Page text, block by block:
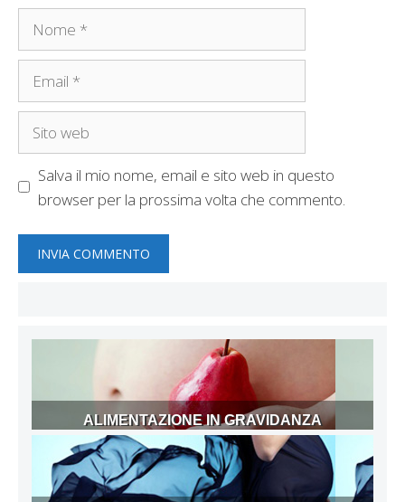
Nome
Email
Sito
Salva il mio nome, email e sito web in questo
browser per la prossima volta che commento.
ALIMENTAZIONE IN GRAVIDANZA